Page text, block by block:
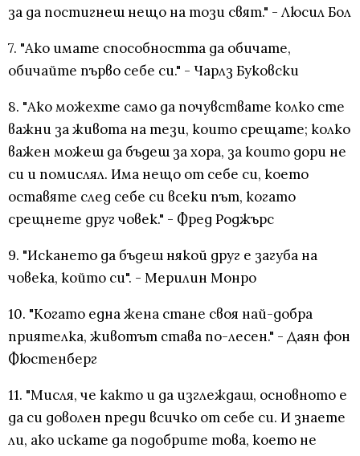
за да постигнеш нещо на този свят." - Люсил Бол
7. "Ако имате способността да обичате,
обичайте първо себе си." - Чарлз Буковски
8. "Ако можехте само да почувствате колко сте
важни за живота на тези, които срещате; колко
важен можеш да бъдеш за хора, за които дори не
си и помислял. Има нещо от себе си, което
оставяте след себе си всеки път, когато
срещнете друг човек." - Фред Роджърс
9. "Искането да бъдеш някой друг е загуба на
човека, който си". - Мерилин Монро
10. "Когато една жена стане своя най-добра
приятелка, животът става по-лесен." - Даян фон
Фюстенберг
11. "Мисля, че както и да изглеждаш, основното е
да си доволен преди всичко от себе си. И знаете
ли, ако искате да подобрите това, което не